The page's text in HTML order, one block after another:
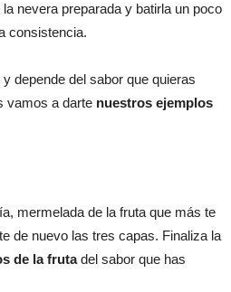
nevera preparada y batirla un poco
consistencia.
depende del sabor que quieras
vamos a darte nuestros ejemplos
mermelada de la fruta que más te
de nuevo las tres capas. Finaliza la
de la frutadel sabor que has